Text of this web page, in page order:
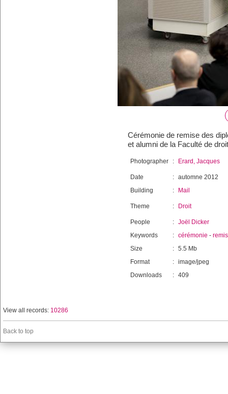
Cérémonie de remise des
et alumni de la Faculté de
Photographer : Erard, Jacques
Date : automne 2012
Building
: Mail
Theme : Droit
People : Joël Dicker
Keywords
: cérémonie -
Size
: 5.5 Mb
Format
: image/jpeg
Downloads
: 409
View all records: 10286
Back to top